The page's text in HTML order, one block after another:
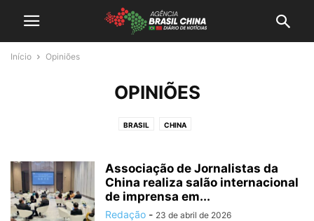
Início Opiniões
OPINIÕES
BRASIL CHINA
Associação de Jornalistas da
China realiza salão internacional
de imprensa em...
Redação - 23 de abril de 2026